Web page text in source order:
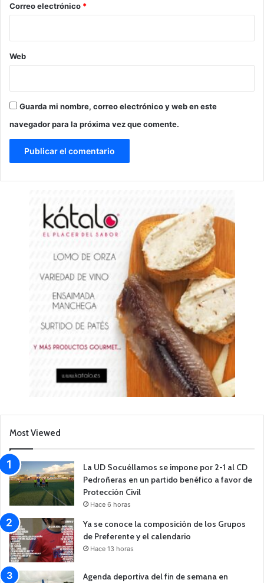
*
Correo electrónico *
Web
Guarda mi nombre, correo electrónico y web en este
navegador para la próxima vez que comente.
Most Viewed
La UD Socuéllamos se impone por 2-1 al CD
Pedroñeras en un partido benéfico a favor de
Protección Civil
Hace 6 horas
Ya se conoce la composición de los Grupos
de Preferente y el calendario
Hace 13 horas
Agenda deportiva del fin de semana en